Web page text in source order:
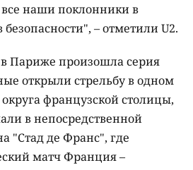
все наши поклонники в
– отметили U2.
Париже произошла серия
открыли стрельбу в одном
округа французской столицы,
в непосредственной
"Стад де Франс", где
матч Франция –